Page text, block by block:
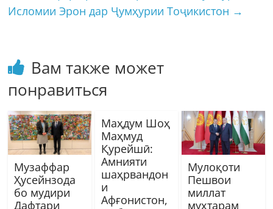
Исломии Эрон дар Ҷумҳурии Тоҷикистон →
Вам также может
понравиться
Музаффар
Ҳусейнзода
бо мудири
Дафтари
Маҳдум Шоҳ
Маҳмуд
Қурейшӣ:
Амнияти
шаҳрвандон
и
Афғонистон,
Мулоқоти
Пешвои
миллат
муҳтарам